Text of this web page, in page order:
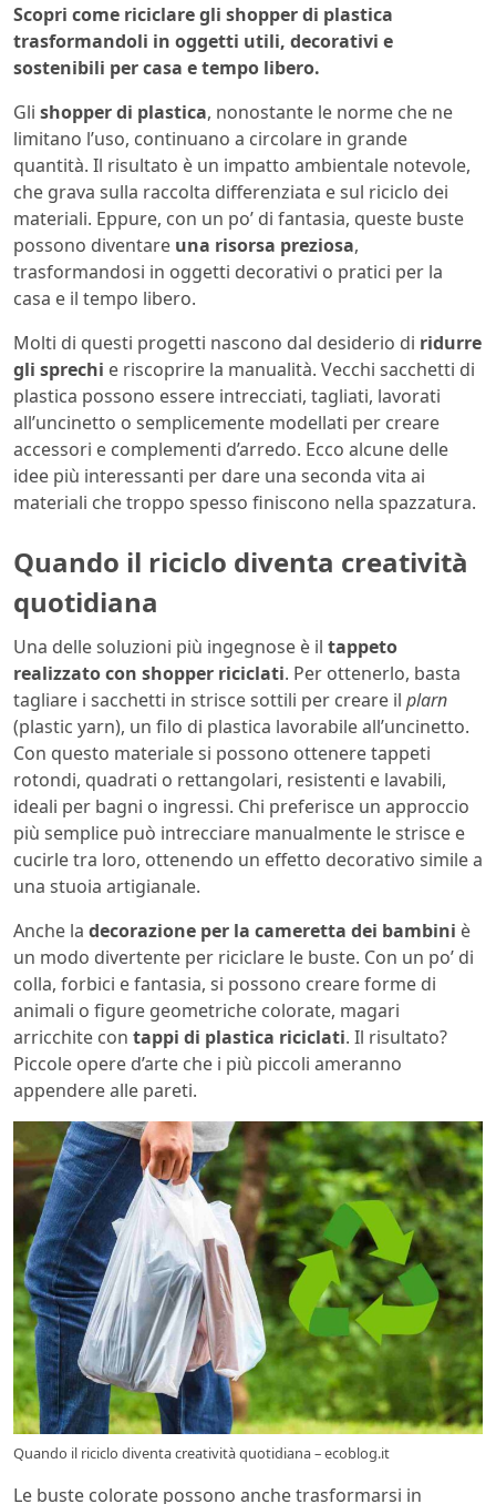
Scopri come riciclare gli shopper di plastica
trasformandoli in oggetti utili, decorativi e
sostenibili per casa e tempo libero.
Gli shopper di plastica, nonostante le norme che ne
limitano l’uso, continuano a circolare in grande
quantità. Il risultato è un impatto ambientale notevole,
che grava sulla raccolta differenziata e sul riciclo dei
materiali. Eppure, con un po’ di fantasia, queste buste
possono diventare una risorsa preziosa,
trasformandosi in oggetti decorativi o pratici per la
casa e il tempo libero.
Molti di questi progetti nascono dal desiderio di ridurre
gli sprechi e riscoprire la manualità. Vecchi sacchetti di
plastica possono essere intrecciati, tagliati, lavorati
all’uncinetto o semplicemente modellati per creare
accessori e complementi d’arredo. Ecco alcune delle
idee più interessanti per dare una seconda vita ai
materiali che troppo spesso finiscono nella spazzatura.
Quando il riciclo diventa creatività
quotidiana
Una delle soluzioni più ingegnose è il tappeto
realizzato con shopper riciclati. Per ottenerlo, basta
tagliare i sacchetti in strisce sottili per creare il plarn
(plastic yarn), un filo di plastica lavorabile all’uncinetto.
Con questo materiale si possono ottenere tappeti
rotondi, quadrati o rettangolari, resistenti e lavabili,
ideali per bagni o ingressi. Chi preferisce un approccio
più semplice può intrecciare manualmente le strisce e
cucirle tra loro, ottenendo un effetto decorativo simile a
una stuoia artigianale.
Anche la decorazione per la cameretta dei bambini è
un modo divertente per riciclare le buste. Con un po’ di
colla, forbici e fantasia, si possono creare forme di
animali o figure geometriche colorate, magari
arricchite con tappi di plastica riciclati. Il risultato?
Piccole opere d’arte che i più piccoli ameranno
appendere alle pareti.
Quando il riciclo diventa creatività quotidiana – ecoblog.it
Le buste colorate possono anche trasformarsi in